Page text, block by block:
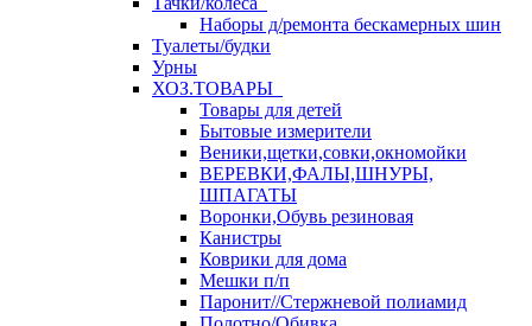
Наборы д/ремонта бескамерных шин
Туалеты/будки
Урны
ХОЗ.ТОВАРЫ
Товары для детей
Бытовые измерители
Веники,щетки,совки,окномойки
ВЕРЕВКИ,ФАЛЫ,ШНУРЫ,
ШПАГАТЫ
Воронки,Обувь резиновая
Канистры
Коврики для дома
Мешки п/п
Паронит//Стержневой полиамид